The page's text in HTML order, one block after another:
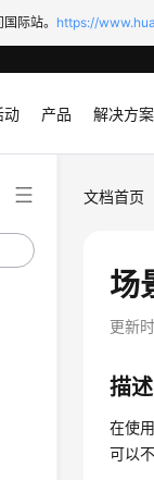
际站。 https://
动 产品 解决方案
文档首页
场
更新时
描述
在使
可以